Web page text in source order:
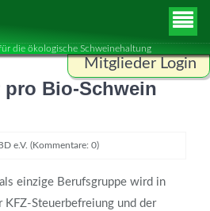
die ökologische Schweinehaltung
Mitglieder Login
Benutzername
pro Bio-Schwein
e.V. (Kommentare: 0)
einzige Berufsgruppe wird in
KFZ-Steuerbefreiung und der